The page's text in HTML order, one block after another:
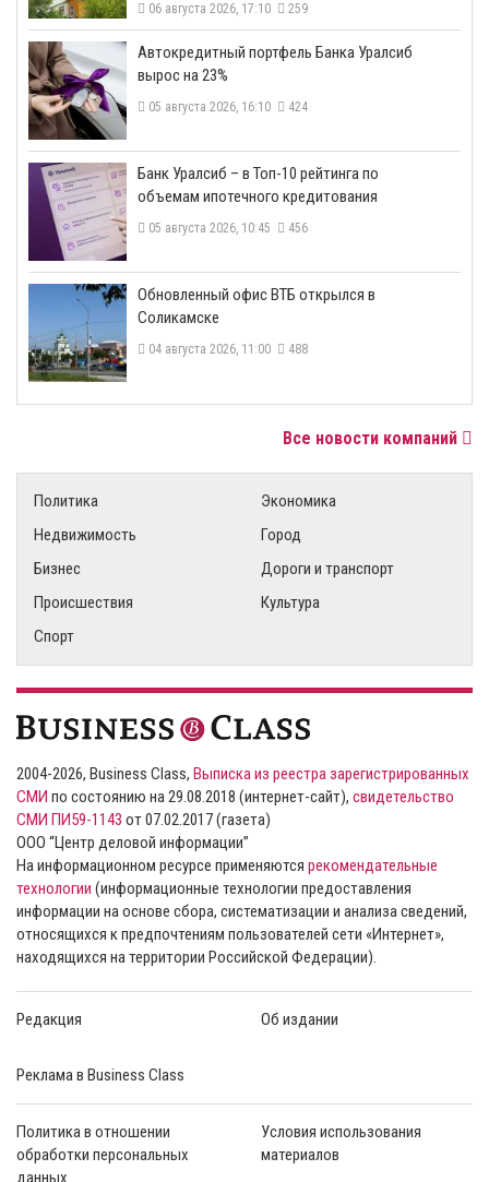
06 августа 2026, 17:10 259
​Автокредитный портфель Банка Уралсиб
вырос на 23%
05 августа 2026, 16:10 424
​Банк Уралсиб – в Топ-10 рейтинга по
объемам ипотечного кредитования
05 августа 2026, 10:45 456
​Обновленный офис ВТБ открылся в
Соликамске
04 августа 2026, 11:00 488
Все новости компаний
Политика
Экономика
Недвижимость
Город
Бизнес
Дороги и транспорт
Происшествия
Культура
Спорт
2004-2026, Business Class, Выписка из реестра зарегистрированных
СМИ по состоянию на 29.08.2018 (интернет-сайт), свидетельство
СМИ ПИ59-1143 от 07.02.2017 (газета)
ООО “Центр деловой информации”
На информационном ресурсе применяются рекомендательные
технологии (информационные технологии предоставления
информации на основе сбора, систематизации и анализа сведений,
относящихся к предпочтениям пользователей сети «Интернет»,
находящихся на территории Российской Федерации).
Редакция Об издании
Реклама в Business Class
Политика в отношении
обработки персональных
данных
Условия использования
материалов